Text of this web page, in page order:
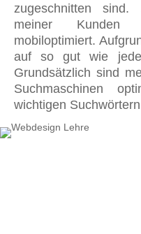
zugeschnitten
meiner Kunden
mobiloptimiert.
auf so gut wie
Grundsätzlich sind
Suchmaschinen
wichtigen